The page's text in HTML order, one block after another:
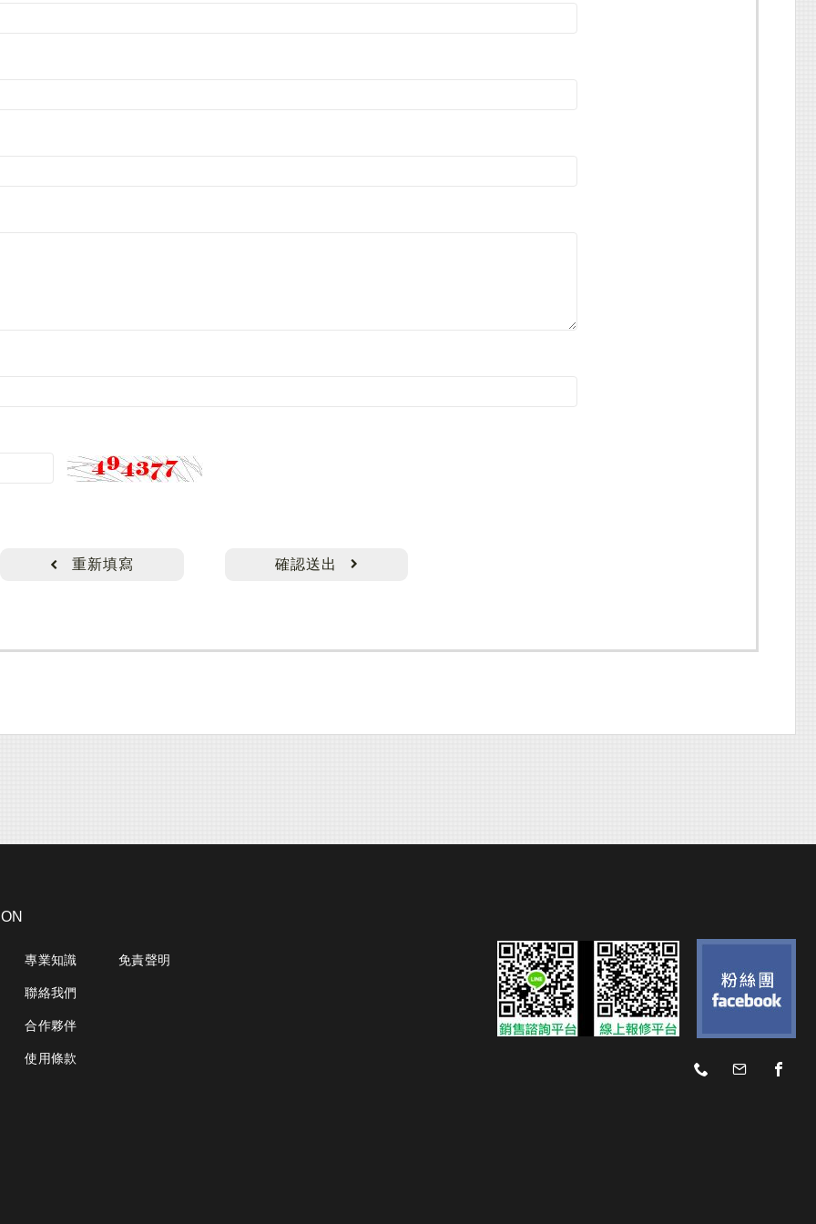
重新填寫 確認送出
專業知識
聯絡我們
合作夥伴
使用條款
免責聲明